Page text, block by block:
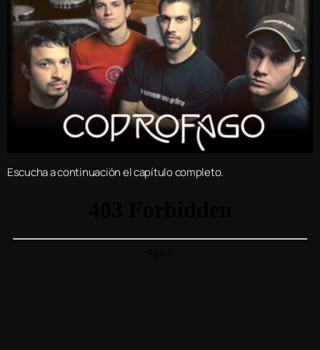
Escucha a continuación el capítulo completo.